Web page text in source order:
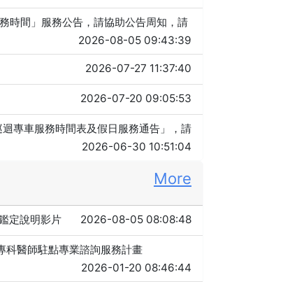
時間」服務公告，請協助公告周知，請
2026-08-05 09:43:39
2026-07-27 11:37:40
2026-07-20 09:05:53
專車服務時間表及假日服務通告」，請
2026-06-30 10:51:04
More
定說明影片 2026-08-05 08:08:48
科醫師駐點專業諮詢服務計畫
2026-01-20 08:46:44